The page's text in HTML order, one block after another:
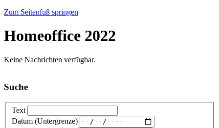
Zum Seitenfuß springen
Homeoffice 2022
Keine Nachrichten verfügbar.
Suche
Text
Datum (Untergrenze)